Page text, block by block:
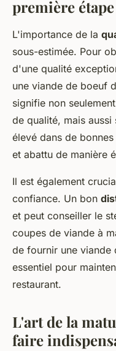
première
L'importance de la
sous-estimée. Pour
d'une qualité
une viande de boeuf
signifie non
de qualité, mais
élevé dans de
et abattu de manière
Il est également
confiance. Un bon
et peut conseiller le
coupes de viande à
de fournir une viande
essentiel pour
restaurant.
L'art de la
faire